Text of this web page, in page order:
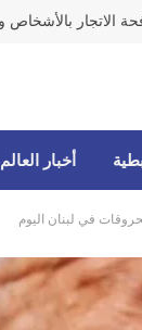
أخبار العالم
في لبنان اليوم